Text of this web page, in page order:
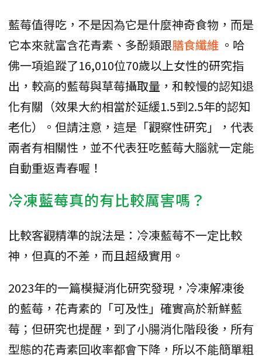
藍莓值得吃，不是因為它是什麼神奇食物，而是
它本來就富含花青素、多酚類跟膳食纖維 。哈
佛一項追蹤了16,010位70歲以上女性的研究指
出，較高的藍莓與草莓攝取量，和較慢的認知退
化有關（效果大約相當於延緩1.5到2.5年的認知
老化）。但請注意，這是「觀察性研究」，代表
兩者有相關性，並不代表狂吃藍莓大腦就一定能
自動重返青春喔！
冷凍藍莓真的有比較厲害嗎？
比較客觀精準的說法是：冷凍藍莓不一定比較
神，但真的不差，而且超級實用。
2023年的一篇模擬消化研究發現，冷凍解凍後
的藍莓，花青素的「可及性」確實高於新鮮藍
莓；但研究也提醒，到了小腸消化階段後，所有
型態的花青素回收率都會下降，所以不能簡單粗